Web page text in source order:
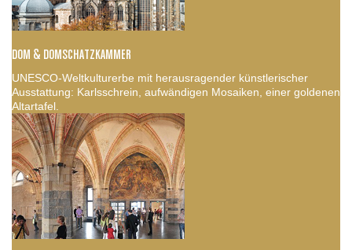
DOM & DOMSCHATZKAMMER
UNESCO-Weltkulturerbe mit herausragender künstlerischer
Ausstattung: Karlsschrein, aufwändigen Mosaiken, einer goldenen
Altartafel.